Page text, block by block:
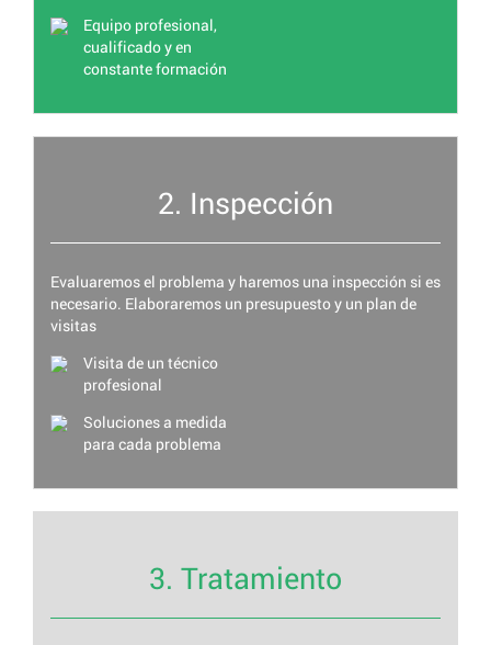
Equipo profesional,
cualificado y en
constante formación
2. Inspección
Evaluaremos el problema y haremos una inspección si es
necesario. Elaboraremos un presupuesto y un plan de
visitas
Visita de un técnico
profesional
Soluciones a medida
para cada problema
3. Tratamiento